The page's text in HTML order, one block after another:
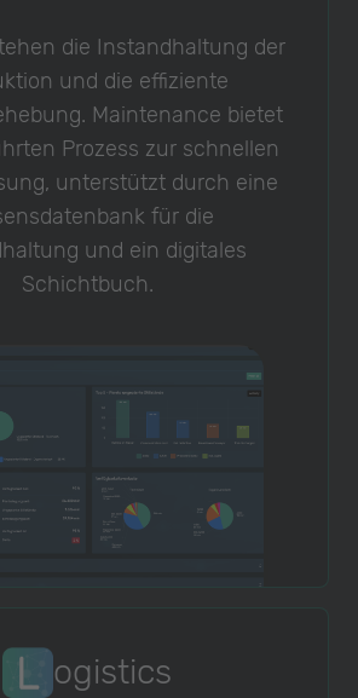
die Instandhaltung der
und die effiziente
Maintenance bietet
Prozess zur schnellen
unterstützt durch eine
für die
und ein digitales
Schichtbuch.
ogistics